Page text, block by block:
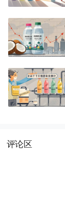
评论区